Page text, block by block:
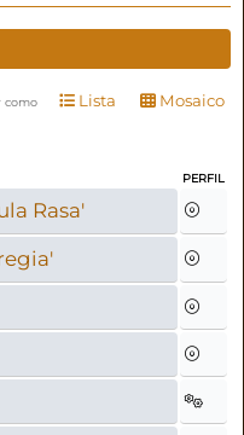
como Lista Mosaico
PERFIL
Rasa'